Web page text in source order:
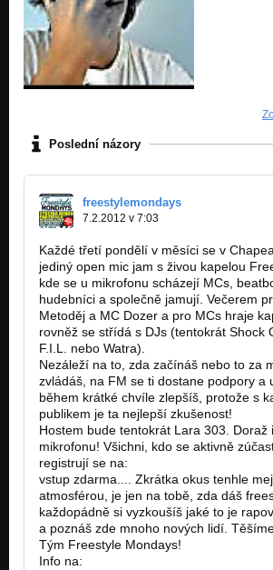
Poslední názory
freestylemondays
7.2.2012 v 7:03
Každé třetí pondělí v měsíci se v
jediný open mic jam s živou kapelou
kde se u mikrofonu scházejí MCs,
hudebníci a společně jamují. Večerem
Metoděj a MC Dozer a pro MCs hraje
rovněž se střídá s DJs (tentokrát Shock
F.I.L. nebo Watra).
Nezáleží na to, zda začínáš nebo to za
zvládáš, na FM se ti dostane podpory a
během krátké chvíle zlepšíš, protože s
publikem je ta nejlepší zkušenost!
Hostem bude tentokrát Lara 303. Doraž
mikrofonu! Všichni, kdo se aktivně
registrují se na:
vstup zdarma.... Zkrátka okus tenhle
atmosférou, je jen na tobě, zda dáš
každopádně si vyzkoušíš jaké to je
a poznáš zde mnoho nových lidí.
Tým Freestyle Mondays!
Info na: